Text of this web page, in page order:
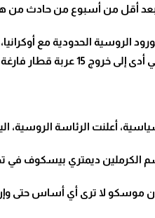
أقل من أسبوع من حادث من هجوم
الروسية الحدودية مع أوكرانيا،
عن مسارها في منطقة ألكسيفسكي
أعلنت الرئاسة
الكرملين ديمتري بيسكوف في
لا ترى أي أساس حتى وإن